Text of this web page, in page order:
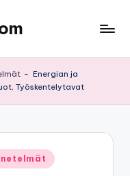
- Energian ja
Työskentelytavat